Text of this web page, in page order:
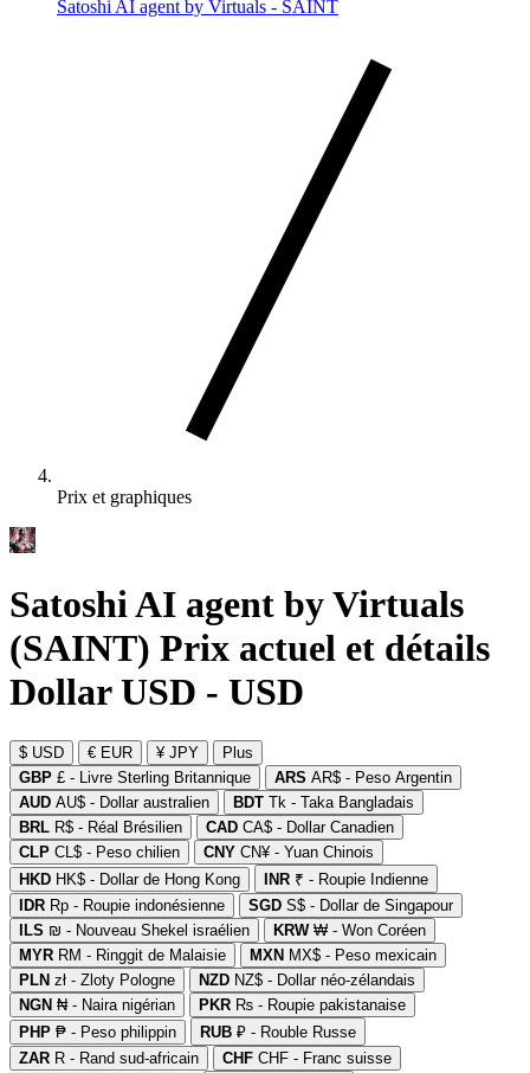
Satoshi AI agent by Virtuals - SAINT
Prix et graphiques
Satoshi AI agent by Virtuals
(SAINT) Prix actuel et détails
Dollar USD - USD
$ USD € EUR ¥ JPY
Plus
GBP £ - Livre Sterling Britannique ARS AR$ - Peso Argentin
AUD AU$ - Dollar australien BDT Tk - Taka Bangladais
BRL R$ - Réal Brésilien CAD CA$ - Dollar Canadien
CLP CL$ - Peso chilien CNY CN¥ - Yuan Chinois
HKD HK$ - Dollar de Hong Kong INR ₹ - Roupie Indienne
IDR Rp - Roupie indonésienne SGD S$ - Dollar de Singapour
ILS ₪ - Nouveau Shekel israélien KRW₩ - Won Coréen
MYR RM - Ringgit de Malaisie MXN MX$ - Peso mexicain
PLN zł - Zloty Pologne NZD NZ$ - Dollar néo-zélandais
NGN ₦ - Naira nigérian PKR ₨ - Roupie pakistanaise
PHP ₱ - Peso philippin RUB ₽ - Rouble Russe
ZAR R - Rand sud-africain CHF CHF - Franc suisse